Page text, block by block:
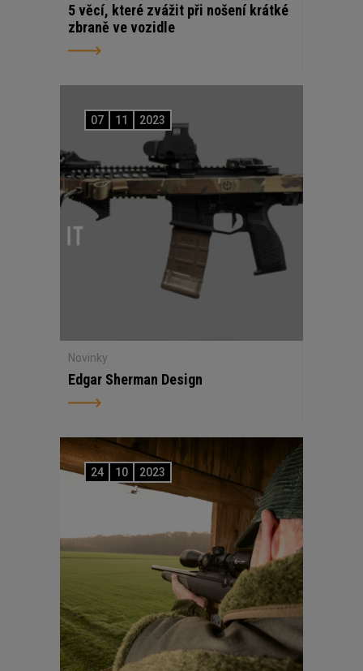
5 věcí, které zvážit při nošení krátké
zbraně ve vozidle
07 11 2023
Novinky
Edgar Sherman Design
24 10 2023